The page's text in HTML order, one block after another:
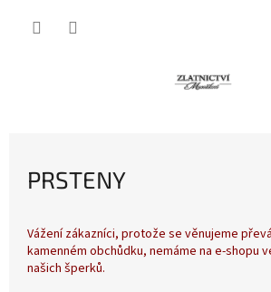
PRSTENY
Vážení zákazníci, protože se věnujeme
kamenném obchůdku, nemáme na e-shopu
našich šperků.